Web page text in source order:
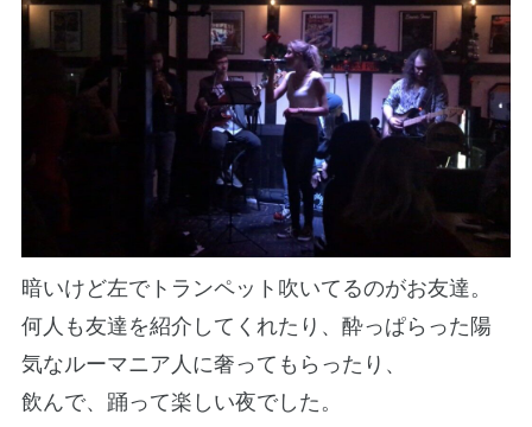
暗いけど左でトランペット吹いてるのがお友達。
何人も友達を紹介してくれたり、酔っぱらった陽
気なルーマニア人に奢ってもらったり、
飲んで、踊って楽しい夜でした。